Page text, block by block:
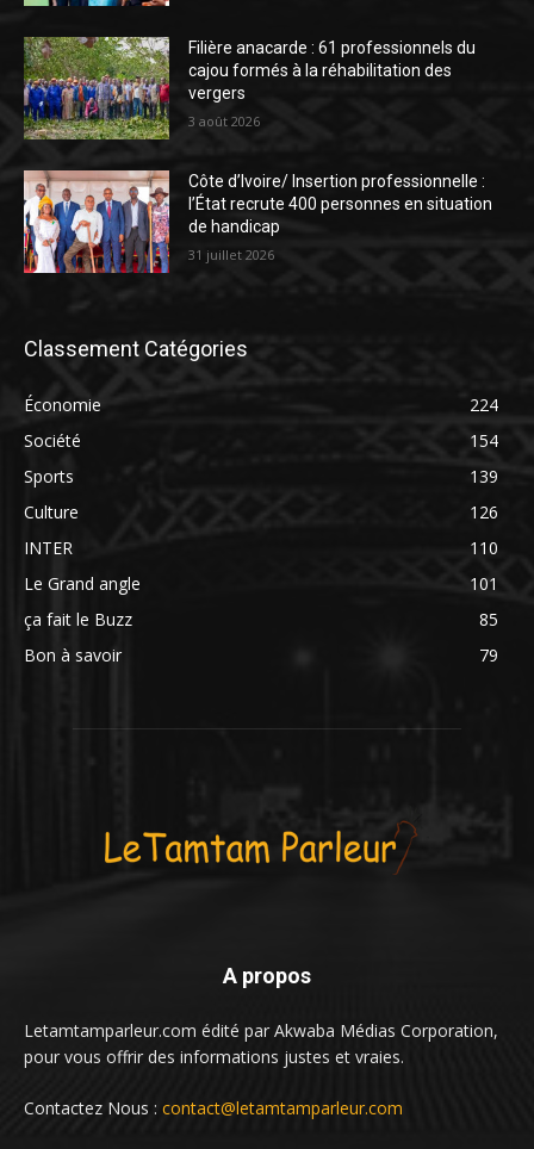
Filière anacarde : 61 professionnels du
cajou formés à la réhabilitation des
vergers
3 août 2026
Côte d’Ivoire/ Insertion professionnelle :
l’État recrute 400 personnes en situation
de handicap
31 juillet 2026
Classement Catégories
Économie
224
Société
154
Sports
139
Culture
126
INTER
110
Le Grand angle
101
ça fait le Buzz
85
Bon à savoir
79
A propos
Letamtamparleur.com édité par Akwaba Médias Corporation,
pour vous offrir des informations justes et vraies.
Contactez Nous : contact@letamtamparleur.com